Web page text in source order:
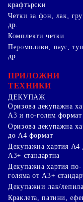
крафтърски
Четки за фон, лак,
др.
Комплекти четки
Перомоливи, паус,
др.
ПРИЛОЖНИ
ТЕХНИКИ
ДЕКУПАЖ
Оризова декупажна
А3 и по-голям формат
Оризова декупажна
до А4 формат
Декупажна хартия А4
А3+ стандартна
Декупажна хартия по-
голяма от А3+
Декупажни лак/лепила
Краклета, патини,